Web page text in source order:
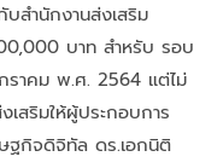
สำนักงานส่งเสริม
บาท สำหรับ รอบ
ราคม พ.ศ. 2564 แต่ไม่
สริมให้ผู้ประกอบการ
ฐกิจดิจิทัล ดร.เอกนิติ